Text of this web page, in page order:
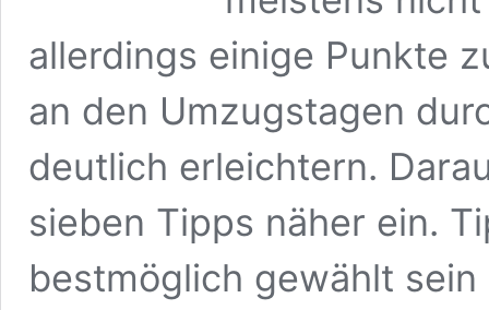
allerdings einige Punkte
an den Umzugstagen
deutlich erleichtern.
sieben Tipps näher ein.
bestmöglich gewählt